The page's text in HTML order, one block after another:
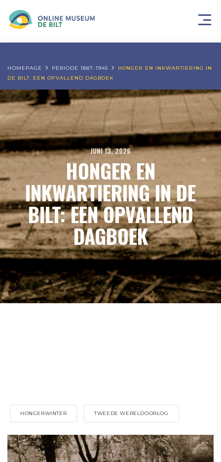
HOMEPAGE PERIODE 1887-1945
HONGER EN INKWARTIERING IN
DE BILT: EEN OPVALLEND DAGBOEK
JUNI 13, 2026
HONGER EN
INKWARTIERING IN DE
BILT: EEN OPVALLEND
DAGBOEK
HONGERWINTER TWEEDE WERELDOORLOG